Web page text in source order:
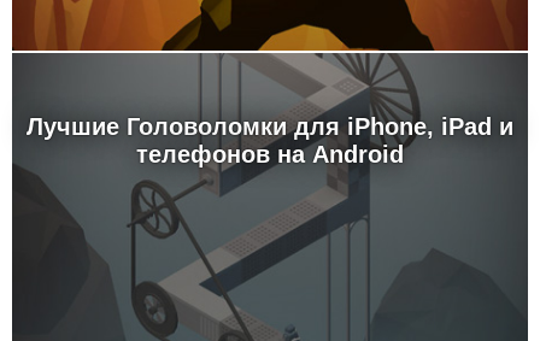
Лучшие Головоломки для iPhone, iPad и
телефонов на Android